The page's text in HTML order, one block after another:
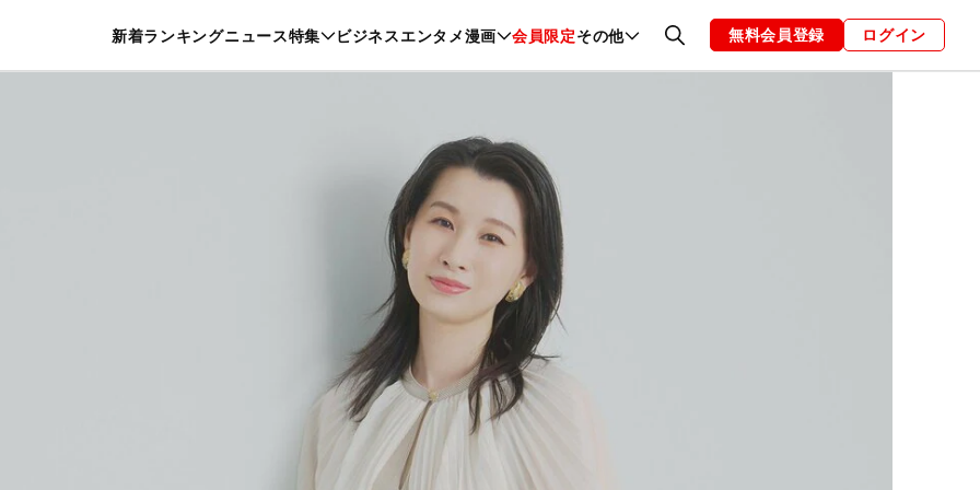
新着ランキングニュース特集 ビジネスエンタメ漫画 会員限定その他
暮らし スポーツ ヘルスケア 美容 グルメ ファッション 恋愛・結婚 編集部 お知らせ
無料会員登録 ログイン